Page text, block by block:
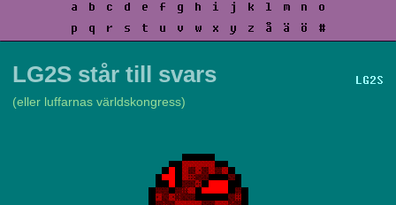
a b c d e f g h i j k l m n
o
p
q r s t u v w x y z å ä ö #
LG2S
LG2S står till svars
(eller luffarnas världskongress)